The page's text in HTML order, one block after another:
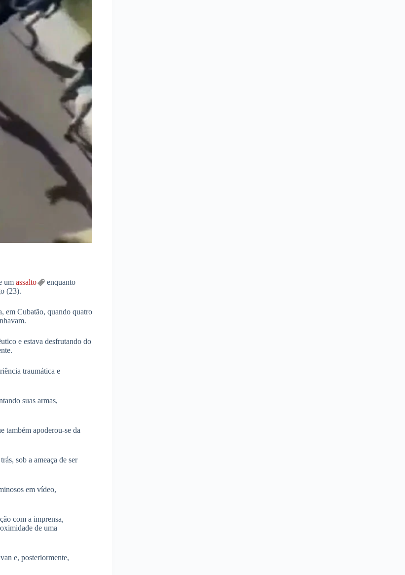
um assalto
enquanto
(23).
em Cubatão, quando quatro
e estava desfrutando do
traumática e
suas armas,
também apoderou-se da
sob a ameaça de ser
em vídeo,
com a imprensa,
de uma
e, posteriormente,